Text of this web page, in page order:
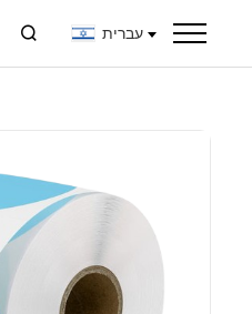
 עברית